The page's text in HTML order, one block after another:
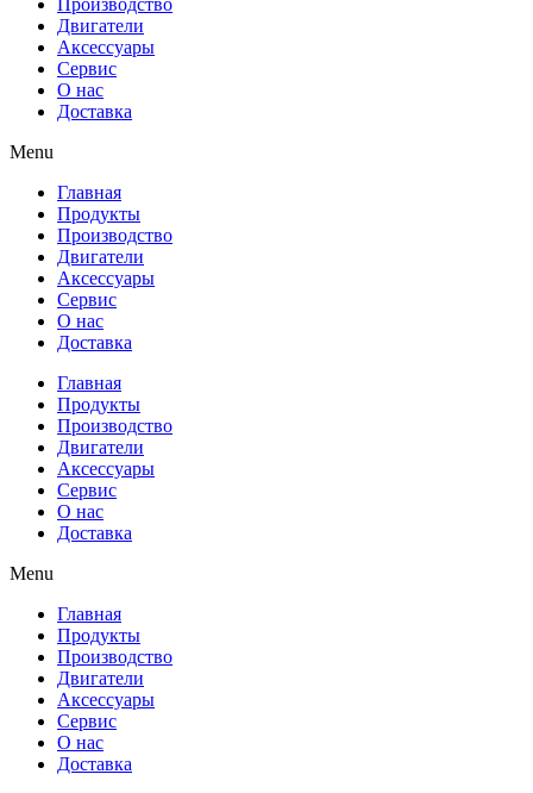
Производство
Двигатели
Аксессуары
Сервис
О нас
Доставка
Menu
Главная
Продукты
Производство
Двигатели
Аксессуары
Сервис
О нас
Доставка
Главная
Продукты
Производство
Двигатели
Аксессуары
Сервис
О нас
Доставка
Menu
Главная
Продукты
Производство
Двигатели
Аксессуары
Сервис
О нас
Доставка